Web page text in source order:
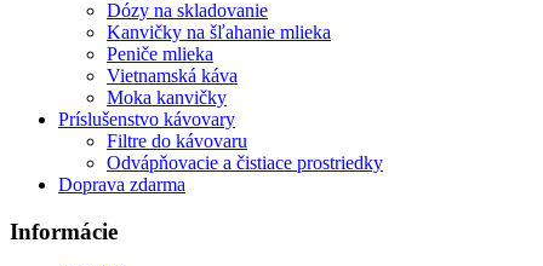
Dózy na skladovanie
Kanvičky na šľahanie mlieka
Peniče mlieka
Vietnamská káva
Moka kanvičky
Príslušenstvo kávovary
Filtre do kávovaru
Odvápňovacie a čistiace prostriedky
Doprava zdarma
Informácie